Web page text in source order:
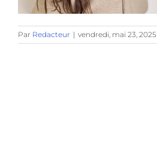
Par Redacteur | vendredi, mai 23, 2025